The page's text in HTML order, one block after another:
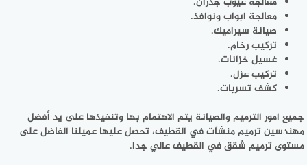
معالجة ابواب ونوافذ.
صيانة سيراميك.
تركيب رخام.
غسيل خزانات.
تركيب عزل.
كشف تسربات.
جميع امور الترميم والصيانة يتم الاهتمام بها وتنفيذها على يد أفضل
مهندسين ترميم منشآت في القطيف، تحصل عليها عميلنا الفاضل على
مستوى ترميم شقق في القطيف عالي جدا.